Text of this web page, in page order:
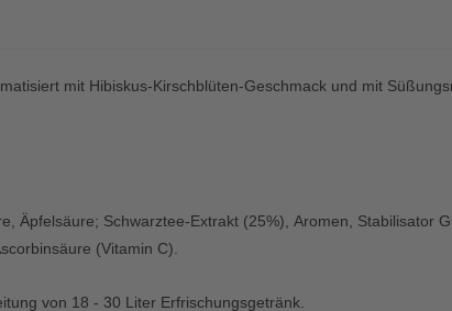
mit Hibiskus-Kirschblüten-Geschmack und mit
Äpfelsäure; Schwarztee-Extrakt (25%), Aromen, Stabilisator
(Vitamin C).
von 18 - 30 Liter Erfrischungsgetränk.